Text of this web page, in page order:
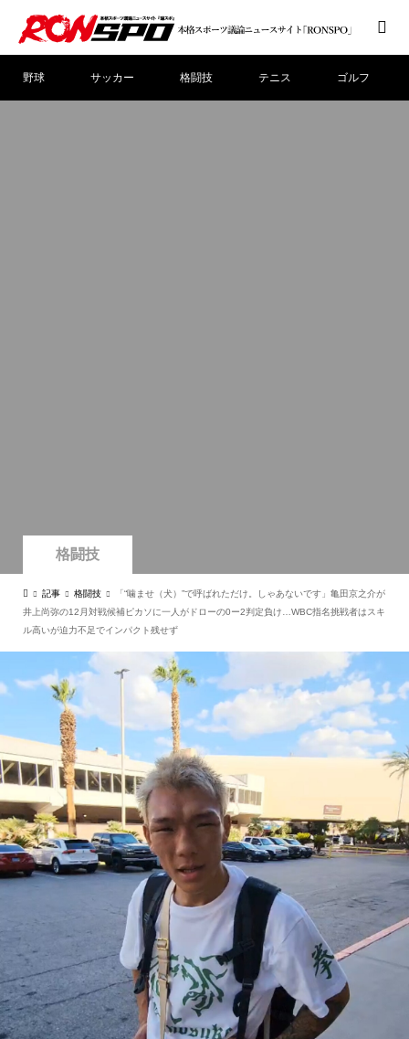
野球 サッカー 格闘技 テニス ゴルフ
格闘技
記事 格闘技
「“噛ませ（犬）”で呼ばれただけ。しゃあないです」亀田京之介が
井上尚弥の12月対戦候補ピカソに一人がドローの0ー2判定負け…WBC指名挑戦者はスキ
ル高いが迫力不足でインパクト残せず